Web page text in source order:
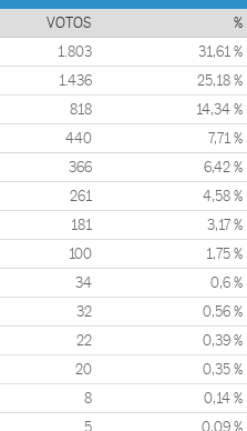
VOTOS %
1.803 31,61 %
1.436 25,18 %
818 14,34 %
440 7,71 %
366 6,42 %
261 4,58 %
181 3,17 %
100 1,75 %
34 0,6 %
32 0,56 %
22 0,39 %
20 0,35 %
8 0,14 %
5 0,09 %